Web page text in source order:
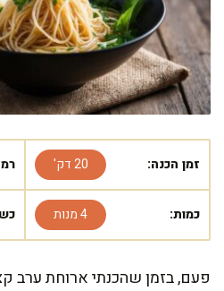
זמן הכנה: 20 דק'
כמות: 4 מנות
פעם, בזמן שהכנתי ארוחת ערב